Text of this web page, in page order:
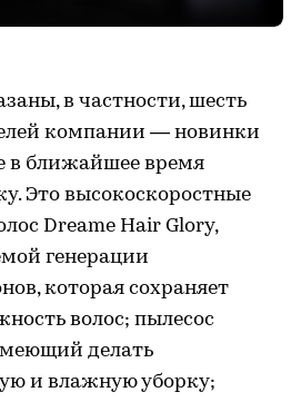
в частности, шесть
компании — новинки
в ближайшее время
Это высокоскоростные
Dreame Hair Glory,
генерации
которая сохраняет
волос; пылесос
делать
и влажную уборку;